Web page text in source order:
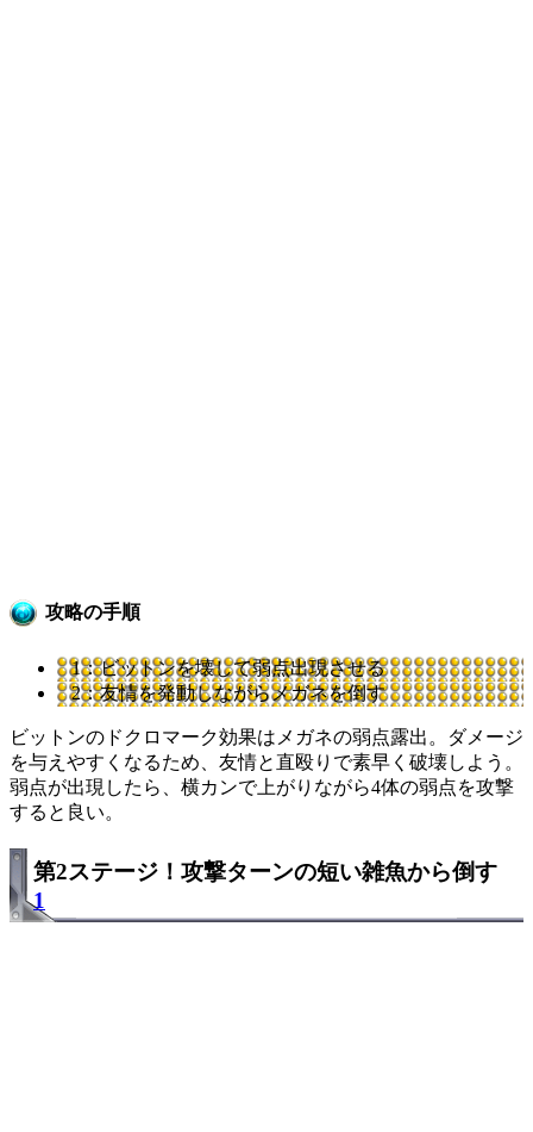
攻略の手順
1：ビットンを壊して弱点出現させる
2：友情を発動しながらメガネを倒す
ビットンのドクロマーク効果はメガネの弱点露出。ダメージ
を与えやすくなるため、友情と直殴りで素早く破壊しよう。
弱点が出現したら、横カンで上がりながら4体の弱点を攻撃
すると良い。
第2ステージ！攻撃ターンの短い雑魚から倒す
1